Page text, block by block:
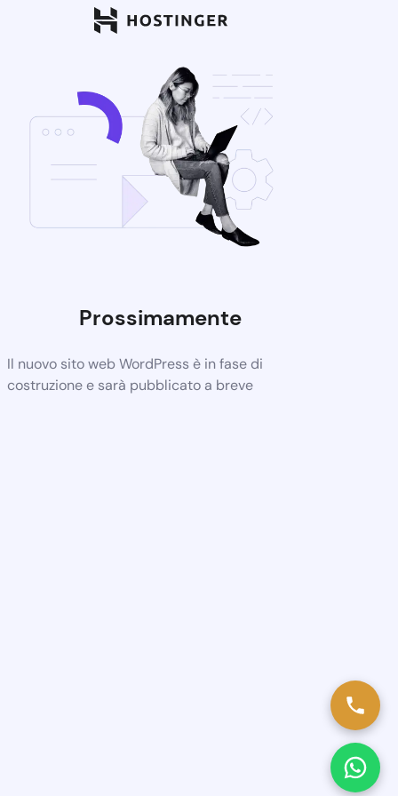
Prossimamente
Il nuovo sito web WordPress è in fase di
costruzione e sarà pubblicato a breve